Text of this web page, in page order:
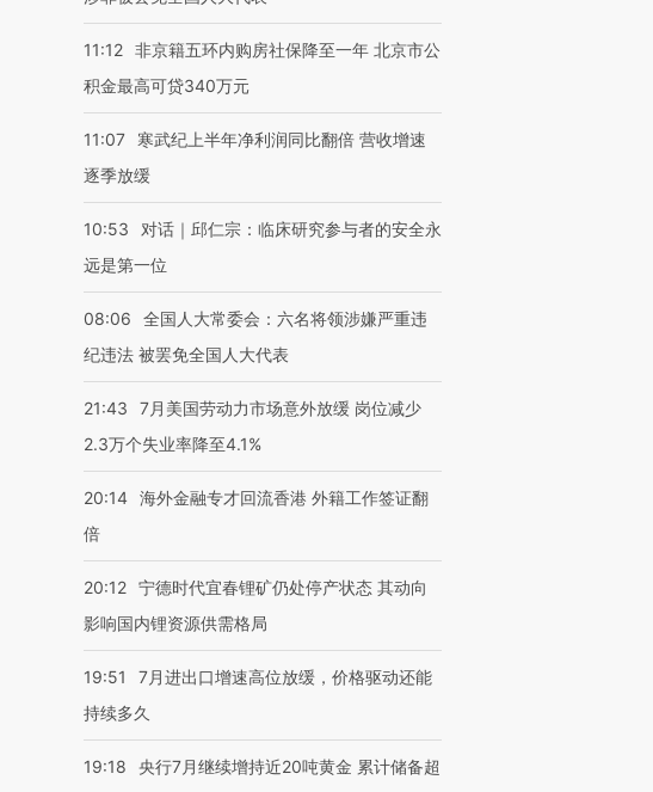
11:12 非京籍五环内购房社保降至一年 北京市公
积金最高可贷340万元
11:07
寒武纪上半年净利润同比翻倍 营收增速
逐季放缓
10:53
对话｜邱仁宗：临床研究参与者的安全永
远是第一位
08:06
全国人大常委会：六名将领涉嫌严重违
纪违法 被罢免全国人大代表
21:43
7月美国劳动力市场意外放缓 岗位减少
2.3万个失业率降至4.1%
20:14 海外金融专才回流香港 外籍工作签证翻
倍
20:12 宁德时代宜春锂矿仍处停产状态 其动向
影响国内锂资源供需格局
19:51
7月进出口增速高位放缓，价格驱动还能
持续多久
19:18 央行7月继续增持近20吨黄金 累计储备超